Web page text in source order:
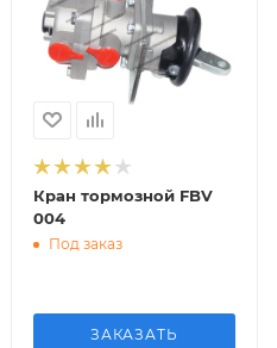
Кран тормозной FBV
004
Под заказ
ЗАКАЗАТЬ